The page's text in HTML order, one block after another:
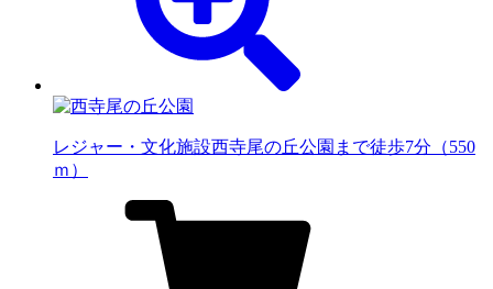
レジャー・文化施設西寺尾の丘公園まで徒歩7分（550
ｍ）